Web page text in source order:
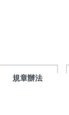
規章辦法